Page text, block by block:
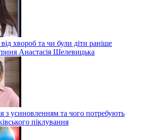
хвороб та чи були діти раніше
Анастасія Шелевицька
з усиновленням та чого потребують
піклування